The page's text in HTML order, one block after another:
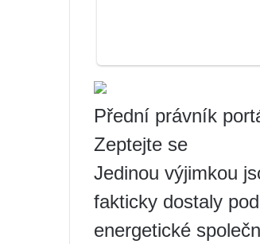
Přední právník
Zeptejte se
Jedinou výjimkou
fakticky dostaly
energetické